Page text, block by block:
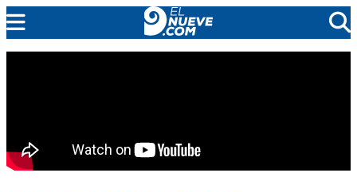
POLICIALES
EN VIVO